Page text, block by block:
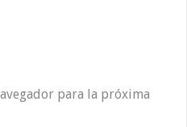
para la próxima